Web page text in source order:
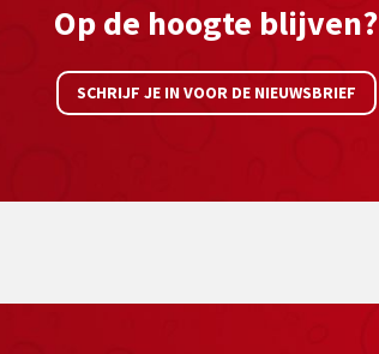
Op de hoogte blijven?
SCHRIJF JE IN VOOR DE NIEUWSBRIEF